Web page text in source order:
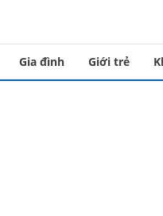
Gia đình Giới trẻ